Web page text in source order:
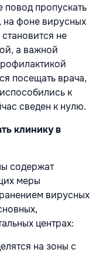
пропускать
на фоне вирусных
не
а важной
посещать врача,
к
сведен к нулю.
клинику в
содержат
меры
вирусных
центрах:
на зоны с